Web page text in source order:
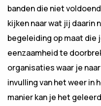
banden die niet
kijken naar wat jij daarin
begeleiding op maat die
eenzaamheid te
organisaties waar je
invulling van het weer in
manier kan je het